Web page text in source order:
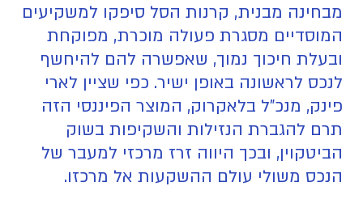
מבחינה מבנית, קרנות הסל סיפקו למשקיעים
המוסדיים מסגרת פעולה מוכרת, מפוקחת
ובעלת חיכוך נמוך, שאפשרה להם להיחשף
לנכס לראשונה באופן ישיר. כפי שציין לארי
פינק, מנכ"ל בלאקרוק, המוצר הפיננסי הזה
תרם להגברת הנזילות והשקיפות בשוק
הביטקוין, ובכך היווה זרז מרכזי למעבר של
הנכס משולי עולם ההשקעות אל מרכזו.